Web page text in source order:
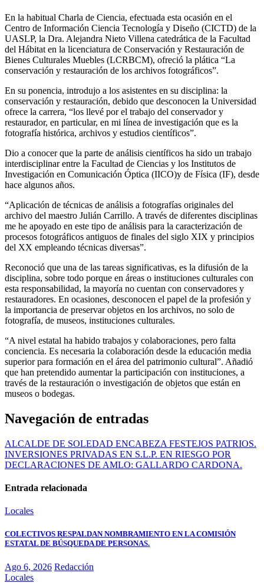
En la habitual Charla de Ciencia, efectuada esta ocasión en el
Centro de Información Ciencia Tecnología y Diseño (CICTD) de la
UASLP, la Dra. Alejandra Nieto Villena catedrática de la Facultad
del Hábitat en la licenciatura de Conservación y Restauración de
Bienes Culturales Muebles (LCRBCM), ofreció la plática “La
conservación y restauración de los archivos fotográficos”.
En su ponencia, introdujo a los asistentes en su disciplina: la
conservación y restauración, debido que desconocen la Universidad
ofrece la carrera, “los llevé por el trabajo del conservador y
restaurador, en particular, en mi línea de investigación que es la
fotografía histórica, archivos y estudios científicos”.
Dio a conocer que la parte de análisis científicos ha sido un trabajo
interdisciplinar entre la Facultad de Ciencias y los Institutos de
Investigación en Comunicación Óptica (IICO)y de Física (IF), desde
hace algunos años.
“Aplicación de técnicas de análisis a fotografías originales del
archivo del maestro Julián Carrillo. A través de diferentes disciplinas
me he apoyado en este tipo de análisis para la caracterización de
procesos fotográficos antiguos de finales del siglo XIX y principios
del XX empleando técnicas diversas”.
Reconoció que una de las tareas significativas, es la difusión de la
disciplina, sobre todo porque en áreas o instituciones culturales con
esta responsabilidad, la mayoría no cuentan con conservadores y
restauradores. En ocasiones, desconocen el papel de la profesión y
la importancia de preservar objetos en los archivos, no solo de
fotografía, de museos, instituciones culturales.
“A nivel estatal ha habido trabajos y colaboraciones, pero falta
conciencia. Es necesaria la colaboración desde la educación media
superior para formación en el área del patrimonio cultural”. Añadió
que han pretendido aumentar la participación con instituciones, a
través de la restauración o investigación de objetos que están en
museos o bodegas.
Navegación de entradas
ALCALDE DE SOLEDAD ENCABEZA FESTEJOS PATRIOS.
INVERSIONES PRIVADAS EN S.L.P. EN RIESGO POR
DECLARACIONES DE AMLO: GALLARDO CARDONA.
Entrada relacionada
Locales
COLECTIVOS RESPALDAN NOMBRAMIENTO EN LA COMISIÓN
ESTATAL DE BÚSQUEDA DE PERSONAS.
Ago 6, 2026 Redacción
Locales